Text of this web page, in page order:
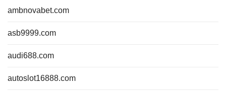
ambnovabet.com
asb9999.com
audi688.com
autoslot16888.com